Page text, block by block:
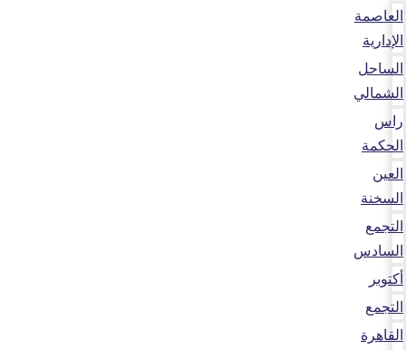
العاصمة
الإدارية
الساحل
الشمالي
راس
الحكمة
العين
السخنة
التجمع
السادس
أكتوبر
التجمع
القاهرة